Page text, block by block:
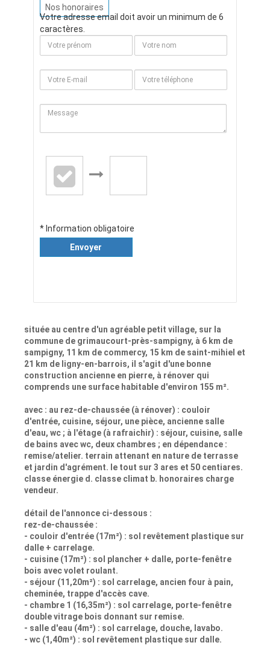
Nos honoraires
Votre adresse email doit avoir un minimum de 6
caractères.
* Information obligatoire
Envoyer
située au centre d'un agréable petit village, sur la
commune de grimaucourt-près-sampigny, à 6 km de
sampigny, 11 km de commercy, 15 km de saint-mihiel et
21 km de ligny-en-barrois, il s'agit d'une bonne
construction ancienne en pierre, à rénover qui
comprends une surface habitable d'environ 155 m².
avec : au rez-de-chaussée (à rénover) : couloir
d'entrée, cuisine, séjour, une pièce, ancienne salle
d'eau, wc ; à l'étage (à rafraichir) : séjour, cuisine, salle
de bains avec wc, deux chambres ; en dépendance :
remise/atelier. terrain attenant en nature de terrasse
et jardin d'agrément. le tout sur 3 ares et 50 centiares.
classe énergie d. classe climat b. honoraires charge
vendeur.
détail de l'annonce ci-dessous :
rez-de-chaussée :
- couloir d'entrée (17m²) : sol revêtement plastique sur
dalle + carrelage.
- cuisine (17m²) : sol plancher + dalle, porte-fenêtre
bois avec volet roulant.
- séjour (11,20m²) : sol carrelage, ancien four à pain,
cheminée, trappe d'accès cave.
- chambre 1 (16,35m²) : sol carrelage, porte-fenêtre
double vitrage bois donnant sur remise.
- salle d'eau (4m²) : sol carrelage, douche, lavabo.
- wc (1,40m²) : sol revêtement plastique sur dalle.